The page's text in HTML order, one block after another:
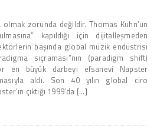
zorunda değildir. Thomas Kuhn’un
kapıldığı için dijitalleşmeden
başında global müzik endüstrisi
sıçraması”nın (paradigm shift)
en büyük darbeyi efsanevi Napster
aldı. Son 40 yılın global ciro
çıktığı 1999’da [...]